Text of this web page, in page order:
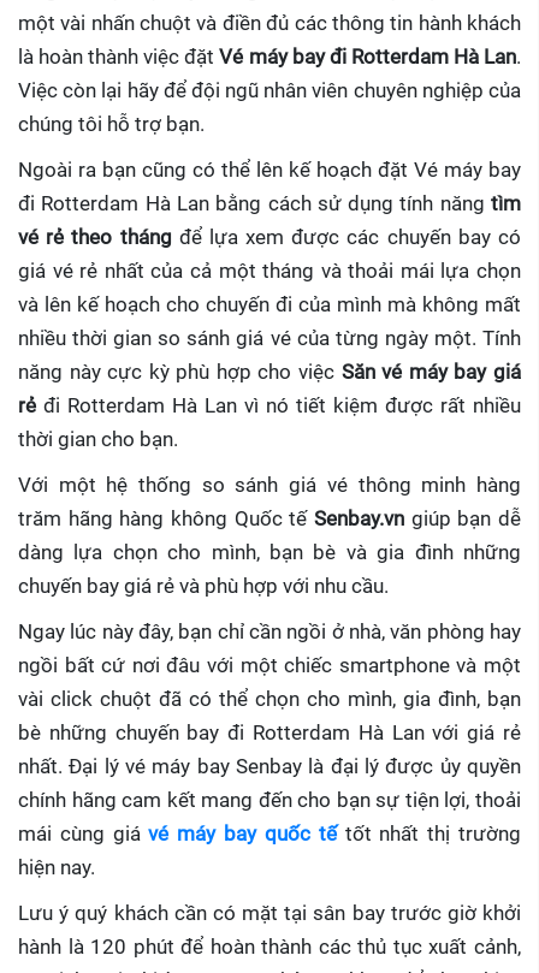
một vài nhấn chuột và điền đủ các thông tin hành khách
là hoàn thành việc đặtVé máy bay đi Rotterdam Hà Lan.
Việc còn lại hãy để đội ngũ nhân viên chuyên nghiệp của
chúng tôi hỗ trợ bạn.
Ngoài ra bạn cũng có thể lên kế hoạch đặt Vé máy bay
đi Rotterdam Hà Lan bằng cách sử dụng tính năng tìm
vé rẻ theo tháng để lựa xem được các chuyến bay có
giá vé rẻ nhất của cả một tháng và thoải mái lựa chọn
và lên kế hoạch cho chuyến đi của mình mà không mất
nhiều thời gian so sánh giá vé của từng ngày một. Tính
năng này cực kỳ phù hợp cho việc Săn vé máy bay giá
rẻ đi Rotterdam Hà Lan vì nó tiết kiệm được rất nhiều
thời gian cho bạn.
Với một hệ thống so sánh giá vé thông minh hàng
trăm hãng hàng không Quốc tế Senbay.vn giúp bạn dễ
dàng lựa chọn cho mình, bạn bè và gia đình những
chuyến bay giá rẻ và phù hợp với nhu cầu.
Ngay lúc này đây, bạn chỉ cần ngồi ở nhà, văn phòng hay
ngồi bất cứ nơi đâu với một chiếc smartphone và một
vài click chuột đã có thể chọn cho mình, gia đình, bạn
bè những chuyến bay đi Rotterdam Hà Lan với giá rẻ
nhất. Đại lý vé máy bay Senbay là đại lý được ủy quyền
chính hãng cam kết mang đến cho bạn sự tiện lợi, thoải
mái cùng giávé máy bay quốc tế tốt nhất thị trường
hiện nay.
Lưu ý quý khách cần có mặt tại sân bay trước giờ khởi
hành là 120 phút để hoàn thành các thủ tục xuất cảnh,